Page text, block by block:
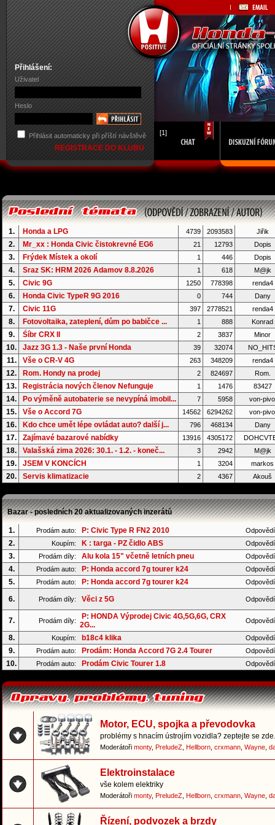
Přihlášení:
Uživatel
Heslo
Přihlásit automaticky při příští návštěvě
REGISTRACE DO KLUBU
[1]
1. Honda a LPG 4739 2093583 Jiřik
2. Mr_xx : Honda Civic čistokrevné EG6 21 12793 Dopis
3. Frýdek Místek a okolí 1 446 Dopis
4. Sraz SK: HRM 2026 Adamov 8.8.2026 1 618 M@jk
5. Civic 9G 1250 778398 renda4
6. Honda Civic TypeR 9G 2016 0 744 Dany
7. Civic 11G 397 2778521 renda4
8. Fotovoltaika, zateplení, dům po babičce ... 1 888 Konrad
9. Śíbr CRX II 2 3837 Minor
10. Jazz 3G 1.3 - Naše první Honda 39 32074
11. Vše o CR-V 4G 263 348209 renda4
12. Rom. Hondy na prodej 2 824697 Rom.
13. Registrácia nových členov Nefunguje 1 1476 83427
14. Po výměně autobaterie se nevypíná imobil... 7 5958 von-
15. Vše o Accord 7G 14562 6294262 von-
16. Kdo chce umět lépe ovládat auto? další j... 796 468134 Dany
17. Zajímavé bazarové nabídky 13916 4305172
18. Valašská zima 2026: 30.1. - 1.2. - koneč... 3 2942 M@jk
19. JSEM V KONCÍCH 1 3204 markos
20. Servis klimatizacie 2 4367 Akouš
Bazar - posledních 20 aktualizovaných inzerátů
1. Prodám auto: P: Civic Type R FN2 2010
2. Koupím: K : targa - PZ čidlo ABS
3. Prodám díly: Alu kola 15" včetně letních pneu
4. Prodám auto: P: Honda accord 7g tourer k24
5. Prodám auto: P: Honda accord 7g tourer k24
6. Prodám díly: Věci z 5G
7. Prodám díly:
P: HONDA Výprodej Civic 4G,5G,6G, CRX
2G...
8. Koupím: b18c4 klika
9. Prodám auto: Prodám: Honda Accord 7G 2.4 Tourer
10. Prodám auto: Prodám Civic Tourer 1.8
Motor, ECU, spojka a převodovka
problémy s hnacím ústrojím vozidla? zeptejte se
Moderátoři monty, PreludeZ Hellborn crxmann Wayne
Elektroinstalace
vše kolem elektriky
Moderátoři monty, PreludeZ Hellborn crxmann Wayne
Řízení, podvozek a brzdy